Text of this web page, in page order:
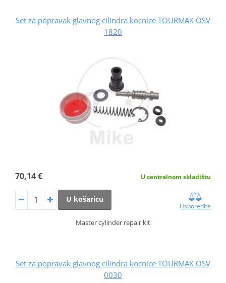
Set za popravak glavnog cilindra kocnice TOURMAX OSV
1820
70,14 € U centralnom skladištu
U košaricu
Usporedite
Master cylinder repair kit
Set za popravak glavnog cilindra kocnice TOURMAX OSV
0030